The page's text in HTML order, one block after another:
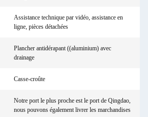
Assistance technique par vidéo, assistance en
ligne, pièces détachées
Plancher antidérapant ((aluminium) avec
drainage
Casse-croûte
Notre port le plus proche est le port de Qingdao,
nous pouvons également livrer les marchandises